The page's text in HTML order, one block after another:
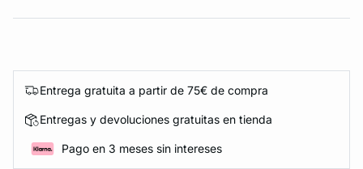
Entrega gratuita a partir de 75€ de compra
Entregas y devoluciones gratuitas en tienda
Pago en 3 meses sin intereses